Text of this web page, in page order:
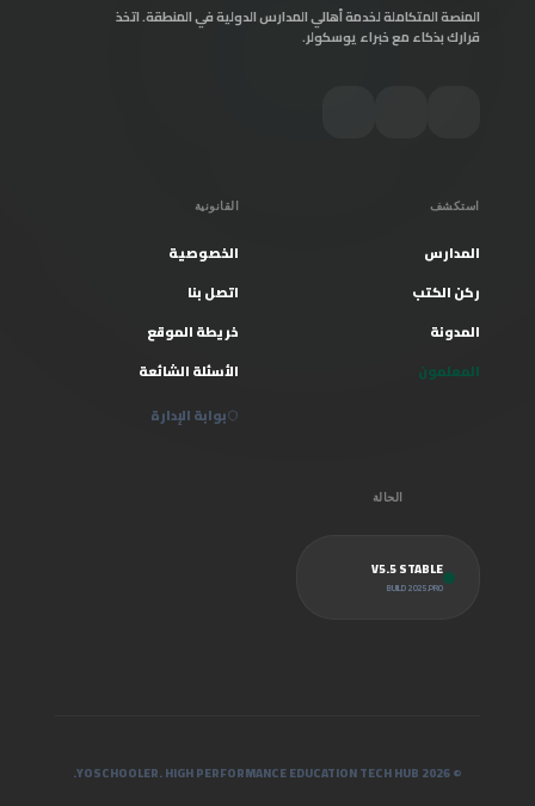
المنصة المتكاملة لخدمة أهالي المدارس الدولية في المنطقة. اتخذ
قرارك بذكاء مع خبراء يوسكولر.
استكشف
المدارس
ركن الكتب
المدونة
المعلمون
القانونية
الخصوصية
اتصل بنا
خريطة الموقع
الأسئلة الشائعة
بوابة الإدارة
الحالة
V5.5 STABLE
BUILD 2025.PRO
© 2026 YOSCHOOLER. HIGH PERFORMANCE EDUCATION TECH HUB.